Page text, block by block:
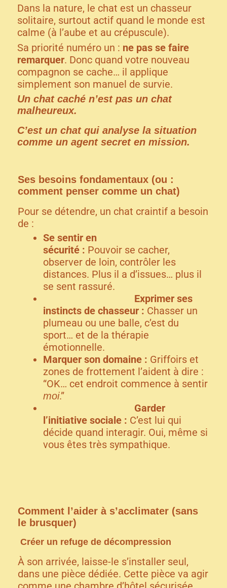
Dans la nature, le chat est un chasseur
solitaire, surtout actif quand le monde est
calme (à l’aube et au crépuscule).
Sa priorité numéro un : ne pas se faire
remarquer. Donc quand votre nouveau
compagnon se cache… il applique
simplement son manuel de survie.
Un chat caché n’est pas un chat
malheureux.
C’est un chat qui analyse la situation
comme un agent secret en mission.
Ses besoins fondamentaux (ou :
comment penser comme un chat)
Pour se détendre, un chat craintif a besoin
de :
Se sentir en
sécurité : Pouvoir se cacher,
observer de loin, contrôler les
distances. Plus il a d’issues… plus il
se sent rassuré.
Exprimer ses
instincts de chasseur : Chasser un
plumeau ou une balle, c’est du
sport… et de la thérapie
émotionnelle.
Marquer son domaine : Griffoirs et
zones de frottement l’aident à dire :
“OK… cet endroit commence à sentir
moi.”
Garder
l’initiative sociale : C’est lui qui
décide quand interagir. Oui, même si
vous êtes très sympathique.
Comment l’aider à s’acclimater (sans
le brusquer)
Créer un refuge de décompression
À son arrivée, laisse-le s’installer seul,
dans une pièce dédiée. Cette pièce va agir